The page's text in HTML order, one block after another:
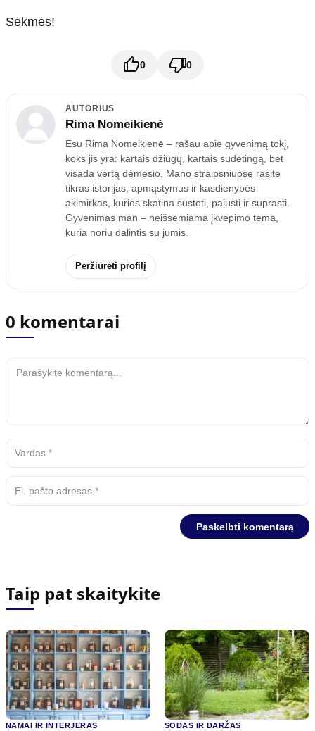
Sėkmės!
0 0
AUTORIUS
Rima Nomeikienė
Esu Rima Nomeikienė – rašau apie gyvenimą tokį,
koks jis yra: kartais džiugų, kartais sudėtingą, bet
visada vertą dėmesio. Mano straipsniuose rasite
tikras istorijas, apmąstymus ir kasdienybės
akimirkas, kurios skatina sustoti, pajusti ir suprasti.
Gyvenimas man – neišsemiama įkvėpimo tema,
kuria noriu dalintis su jumis.
Peržiūrėti profilį
0 komentarai
Taip pat skaitykite
NAMAI IR INTERJERAS SODAS IR DARŽAS